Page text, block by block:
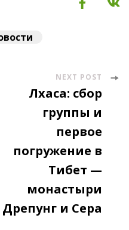
NEXT POST
Лхаса: сбор
группы и
первое
погружение в
Тибет —
монастыри
Дрепунг и Сера